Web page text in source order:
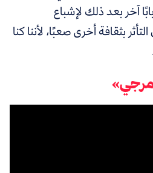
آخر بعد ذلك لإشباع
بثقافة أخرى صعبًا، لأننا كنا